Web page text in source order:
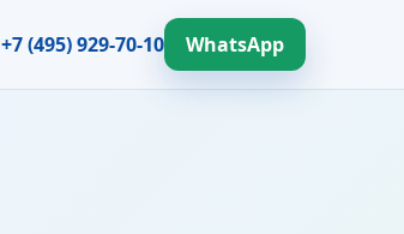
+7 (495) 929-70-10 WhatsApp